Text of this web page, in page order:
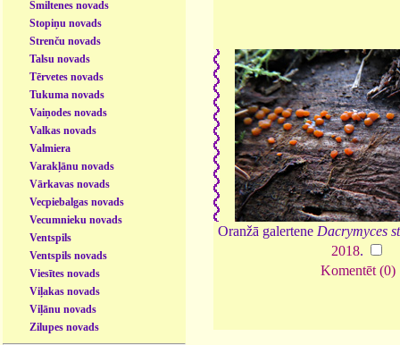
Smiltenes novads
Stopiņu novads
Strenču novads
Talsu novads
Tērvetes novads
Tukuma novads
Vaiņodes novads
Valkas novads
Valmiera
Varakļānu novads
Vārkavas novads
Vecpiebalgas novads
Vecumnieku novads
Ventspils
Ventspils novads
Viesītes novads
Viļakas novads
Viļānu novads
Zilupes novads
Oranžā galertene Dacrymyces
2018.
Komentēt (0)